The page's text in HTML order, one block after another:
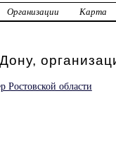
Организации Карта
Ростовской области